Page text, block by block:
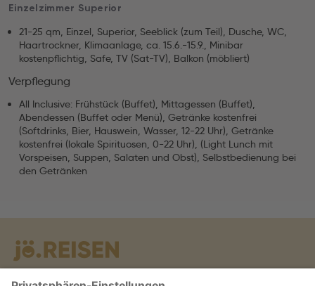
Einzelzimmer Superior
21-25 qm, Einzel, Superior, Seeblick (zum Teil), Dusche, WC,
Haartrockner, Klimaanlage, ca. 15.6.-15.9., Minibar
kostenpflichtig, Safe, TV (Sat-TV), Balkon (möbliert)
Verpflegung
All Inclusive: Frühstück (Buffet), Mittagessen (Buffet),
Abendessen (Buffet oder Menü), Getränke kostenfrei
(Softdrinks, Bier, Hauswein, Wasser, 12-22 Uhr), Getränke
kostenfrei (lokale Spirituosen, 0-22 Uhr), (Light Lunch mit
Vorspeisen, Suppen, Salaten und Obst), Selbstbedienung bei
den Getränken